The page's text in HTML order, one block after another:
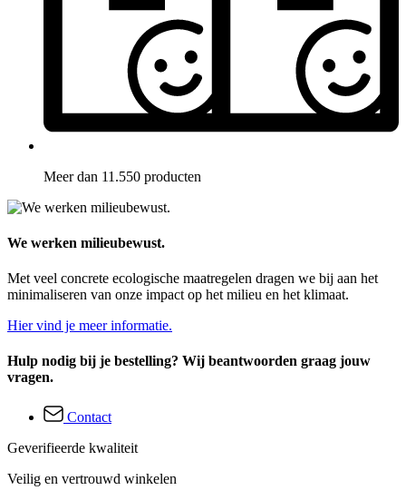
Meer dan 11.550 producten
We werken milieubewust.
Met veel concrete ecologische maatregelen dragen we bij aan het
minimaliseren van onze impact op het milieu en het klimaat.
Hier vind je meer informatie.
Hulp nodig bij je bestelling? Wij beantwoorden graag jouw
vragen.
Contact
Geverifieerde kwaliteit
Veilig en vertrouwd winkelen